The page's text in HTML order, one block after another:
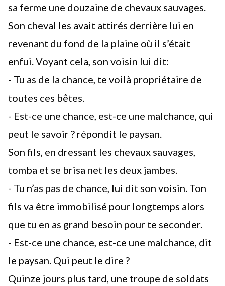
sa ferme une douzaine de chevaux sauvages.
Son cheval les avait attirés derrière lui en
revenant du fond de la plaine où il s’était
enfui. Voyant cela, son voisin lui dit:
- Tu as de la chance, te voilà propriétaire de
toutes ces bêtes.
- Est-ce une chance, est-ce une malchance, qui
peut le savoir ? répondit le paysan.
Son fils, en dressant les chevaux sauvages,
tomba et se brisa net les deux jambes.
- Tu n’as pas de chance, lui dit son voisin. Ton
fils va être immobilisé pour longtemps alors
que tu en as grand besoin pour te seconder.
- Est-ce une chance, est-ce une malchance, dit
le paysan. Qui peut le dire ?
Quinze jours plus tard, une troupe de soldats